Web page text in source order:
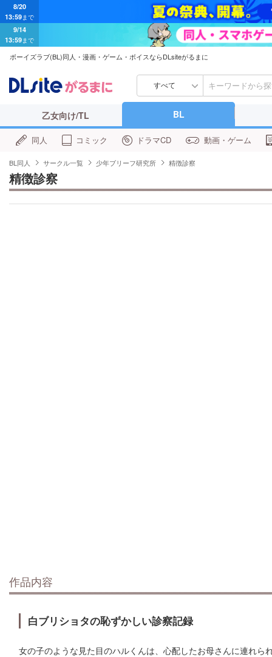
9/14
13:59まで
ボーイズラブ(BL)同人・漫画・ゲーム・ボイスならDLsiteがるまに
すべて
乙女向け/TL BL
同人 コミック ドラマCD 動画・ゲーム
BL同人 サークル一覧 少年ブリーフ研究所 精徴診察
精徴診察
作品内容
白ブリショタの恥ずかしい診察記録
女の子のような見た目のハルくんは、心配したお母さんに連れら